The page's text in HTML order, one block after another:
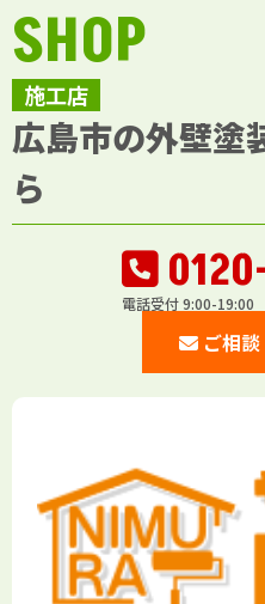
施工店
SHOP
広島市の外壁
ら
電話受付 9:00-19:00
ご相